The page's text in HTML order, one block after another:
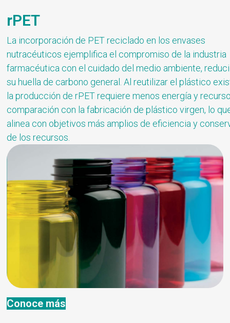
rPET
La incorporación de PET reciclado en los envases
nutracéuticos ejemplifica el compromiso de la industria
farmacéutica con el cuidado del medio ambiente,
su huella de carbono general. Al reutilizar el plástico
la producción de rPET requiere menos energía y
comparación con la fabricación de plástico virgen, lo
alinea con objetivos más amplios de eficiencia y
de los recursos.
Conoce más